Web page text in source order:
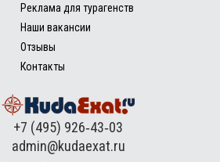
Реклама для турагенств
Наши вакансии
Отзывы
Контакты
+7 (495) 926‑43‑03
admin@kudaexat.ru